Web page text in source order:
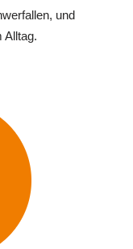
und
Alltag.